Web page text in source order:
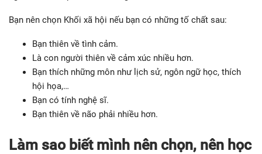
Bạn nên chọn Khối xã hội nếu bạn có những tố chất sau:
Bạn thiên về tình cảm.
Là con người thiên về cảm xúc nhiều hơn.
Bạn thích những môn như lịch sử, ngôn ngữ học, thích
hội họa,…
Bạn có tính nghệ sĩ.
Bạn thiên về não phải nhiều hơn.
Làm sao biết mình nên chọn, nên học